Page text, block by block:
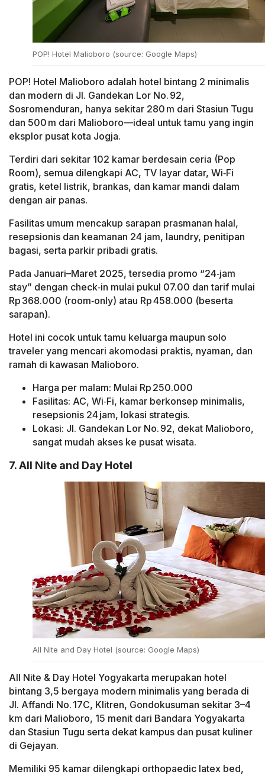
POP! Hotel Malioboro (source: Google Maps)
POP! Hotel Malioboro adalah hotel bintang 2 minimalis
dan modern di Jl. Gandekan Lor No. 92,
Sosromenduran, hanya sekitar 280 m dari Stasiun Tugu
dan 500 m dari Malioboro—ideal untuk tamu yang ingin
eksplor pusat kota Jogja.
Terdiri dari sekitar 102 kamar berdesain ceria (Pop
Room), semua dilengkapi AC, TV layar datar, Wi‑Fi
gratis, ketel listrik, brankas, dan kamar mandi dalam
dengan air panas.
Fasilitas umum mencakup sarapan prasmanan halal,
resepsionis dan keamanan 24 jam, laundry, penitipan
bagasi, serta parkir pribadi gratis.
Pada Januari–Maret 2025, tersedia promo “24‑jam
stay” dengan check‑in mulai pukul 07.00 dan tarif mulai
Rp 368.000 (room‑only) atau Rp 458.000 (beserta
sarapan).
Hotel ini cocok untuk tamu keluarga maupun solo
traveler yang mencari akomodasi praktis, nyaman, dan
ramah di kawasan Malioboro.
Harga per malam: Mulai Rp 250.000
Fasilitas: AC, Wi‑Fi, kamar berkonsep minimalis,
resepsionis 24 jam, lokasi strategis.
Lokasi: Jl. Gandekan Lor No. 92, dekat Malioboro,
sangat mudah akses ke pusat wisata.
7. All Nite and Day Hotel
All Nite and Day Hotel (source: Google Maps)
All Nite & Day Hotel Yogyakarta merupakan hotel
bintang 3,5 bergaya modern minimalis yang berada di
Jl. Affandi No. 17C, Klitren, Gondokusuman sekitar 3–4
km dari Malioboro, 15 menit dari Bandara Yogyakarta
dan Stasiun Tugu serta dekat kampus dan pusat kuliner
di Gejayan.
Memiliki 95 kamar dilengkapi orthopaedic latex bed,